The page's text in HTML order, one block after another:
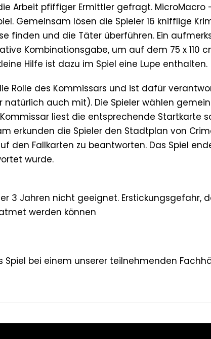
Arbeit pfiffiger Ermittler gefragt. MicroMacro
Gemeinsam lösen die Spieler 16 knifflige
finden und die Täter überführen. Ein
Kombinationsgabe, um auf dem 75 x 110
Hilfe ist dazu im Spiel eine Lupe enthalten.
Rolle des Kommissars und ist dafür
natürlich auch mit). Die Spieler wählen
liest die entsprechende Startkarte
erkunden die Spieler den Stadtplan von
den Fallkarten zu beantworten. Das Spiel
wurde.
3 Jahren nicht geeignet. Erstickungsgefahr,
werden können
Spiel bei einem unserer teilnehmenden